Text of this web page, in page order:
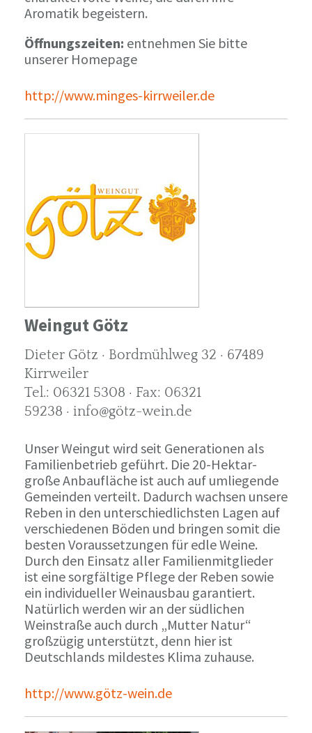
Aromatik begeistern.
Öffnungszeiten: entnehmen Sie bitte
unserer Homepage
http://www.minges-kirrweiler.de
Weingut Götz
Dieter Götz · Bordmühlweg 32 · 67489
Kirrweiler
Tel.: 06321 5308 · Fax: 06321
59238 · info@götz-wein.de
Unser Weingut wird seit Generationen als
Familienbetrieb geführt. Die 20-Hektar-
große Anbaufläche ist auch auf umliegende
Gemeinden verteilt. Dadurch wachsen unsere
Reben in den unterschiedlichsten Lagen auf
verschiedenen Böden und bringen somit die
besten Voraussetzungen für edle Weine.
Durch den Einsatz aller Familienmitglieder
ist eine sorgfältige Pflege der Reben sowie
ein individueller Weinausbau garantiert.
Natürlich werden wir an der südlichen
Weinstraße auch durch „Mutter Natur“
großzügig unterstützt, denn hier ist
Deutschlands mildestes Klima zuhause.
http://www.götz-wein.de